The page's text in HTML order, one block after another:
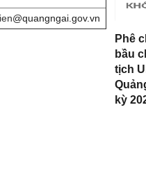
@quangngai.gov.vn
Phê
bầu
tịch
kỳ